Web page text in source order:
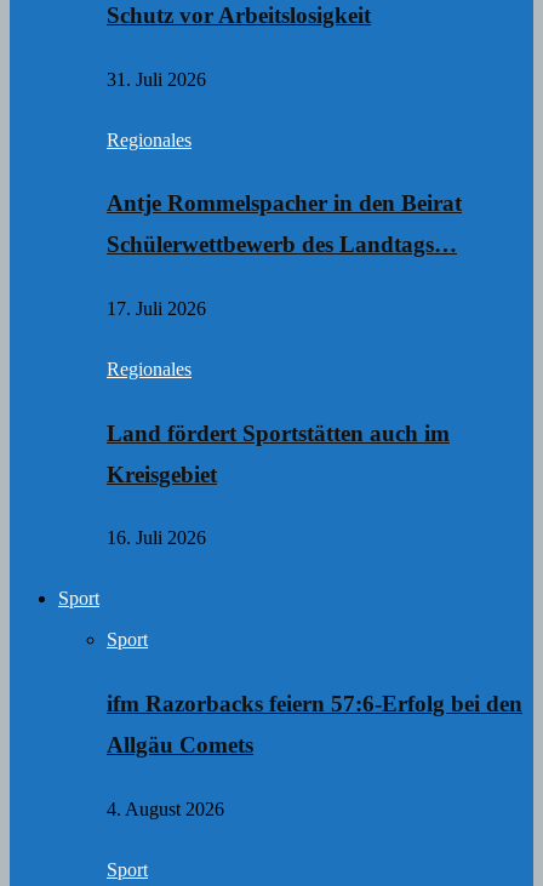
Schutz vor Arbeitslosigkeit
31. Juli 2026
Regionales
Antje Rommelspacher in den Beirat
Schülerwettbewerb des Landtags…
17. Juli 2026
Regionales
Land fördert Sportstätten auch im
Kreisgebiet
16. Juli 2026
Sport
Sport
ifm Razorbacks feiern 57:6-Erfolg bei den
Allgäu Comets
4. August 2026
Sport